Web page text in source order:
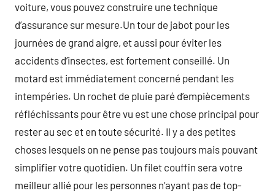
voiture, vous pouvez construire une technique
d’assurance sur mesure.Un tour de jabot pour les
journées de grand aigre, et aussi pour éviter les
accidents d’insectes, est fortement conseillé. Un
motard est immédiatement concerné pendant les
intempéries. Un rochet de pluie paré d’empiècements
réfléchissants pour être vu est une chose principal pour
rester au sec et en toute sécurité. Il y a des petites
choses lesquels on ne pense pas toujours mais pouvant
simplifier votre quotidien. Un filet couffin sera votre
meilleur allié pour les personnes n’ayant pas de top-